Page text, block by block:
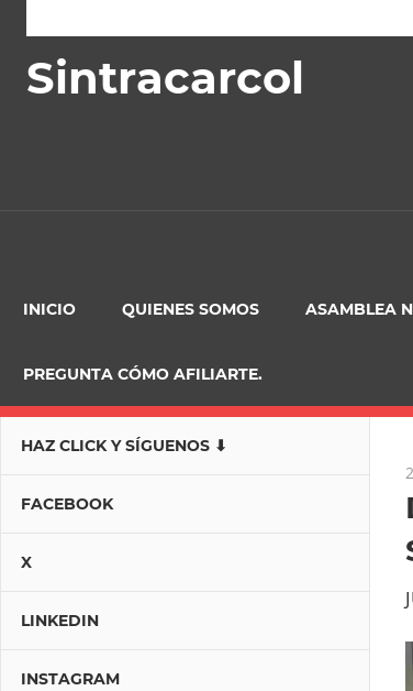
Sintracarcol
INICIO QUIENES SOMOS ASAMBLEA
PREGUNTA CÓMO AFILIARTE.
HAZ CLICK Y SÍGUENOS ⬇
FACEBOOK
X
LINKEDIN
INSTAGRAM